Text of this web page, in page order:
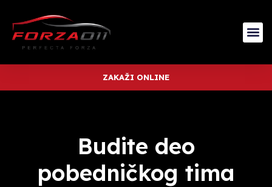
ZAKAŽI ONLINE
Budite deo
pobedničkog tima